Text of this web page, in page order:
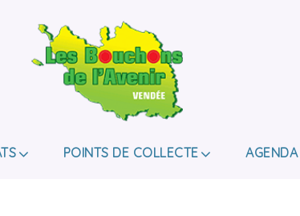
LES BOUCHONS
DE HANDICAP.
POINTS DE COLLECTE AGENDA